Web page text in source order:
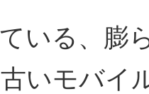
いる、膨
いモバイ